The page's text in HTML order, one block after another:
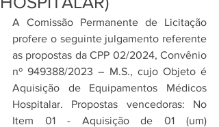
A Comissão Permanente de Licitação
profere o seguinte julgamento referente
as propostas da CPP 02/2024, Convênio
nº 949388/2023 – M.S., cujo Objeto é
Aquisição de Equipamentos Médicos
Hospitalar. Propostas vencedoras: No
Item 01 - Aquisição de 01 (um)